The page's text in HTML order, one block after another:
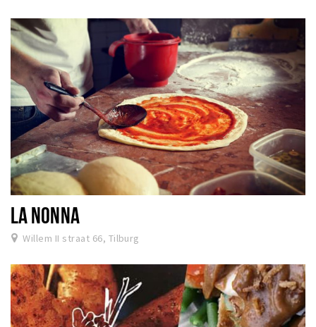
LA NONNA
Willem II straat 66, Tilburg